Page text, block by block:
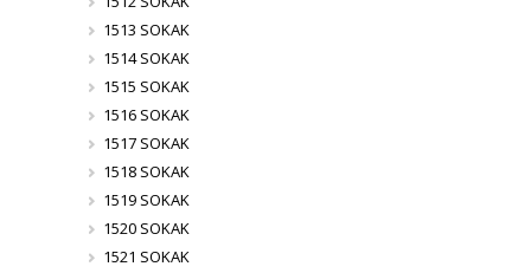
1513 SOKAK
1514 SOKAK
1515 SOKAK
1516 SOKAK
1517 SOKAK
1518 SOKAK
1519 SOKAK
1520 SOKAK
1521 SOKAK